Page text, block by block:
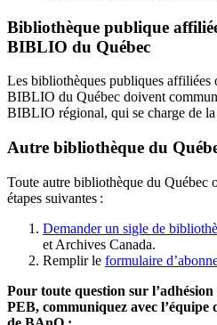
Bibliothèque publique
BIBLIO du Québec
Les bibliothèques publiques affiliées
BIBLIO du Québec doivent
BIBLIO régional, qui se charge de
Autre bibliothèque du
Toute autre bibliothèque du Québec
étapes suivantes :
Demander un sigle de
et Archives Canada.
Remplir le formulaire
Pour toute question sur l’adhésion
PEB, communiquez avec